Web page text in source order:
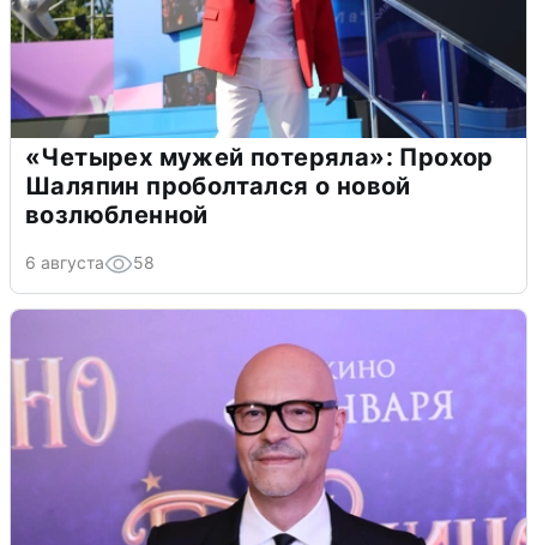
«Четырех мужей потеряла»: Прохор
Шаляпин проболтался о новой
возлюбленной
6 августа 58